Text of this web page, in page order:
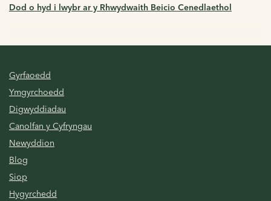
Dod o hyd i lwybr ar y Rhwydwaith Beicio Cenedlaethol
Gyrfaoedd
Ymgyrchoedd
Digwyddiadau
Canolfan y Cyfryngau
Newyddion
Blog
Siop
Hygyrchedd